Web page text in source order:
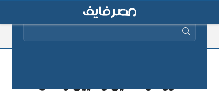
البحث عن: